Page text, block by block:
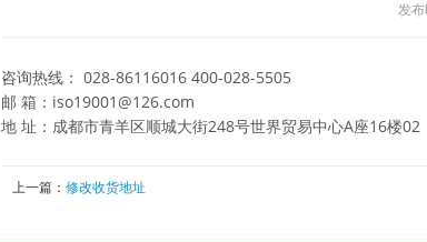
发布
咨询热线： 028-86116016 400-028-5505
邮 箱：iso19001@126.com
地 址：成都市青羊区顺城大街248号世界贸易中心A座16楼02
上一篇： 修改收货地址